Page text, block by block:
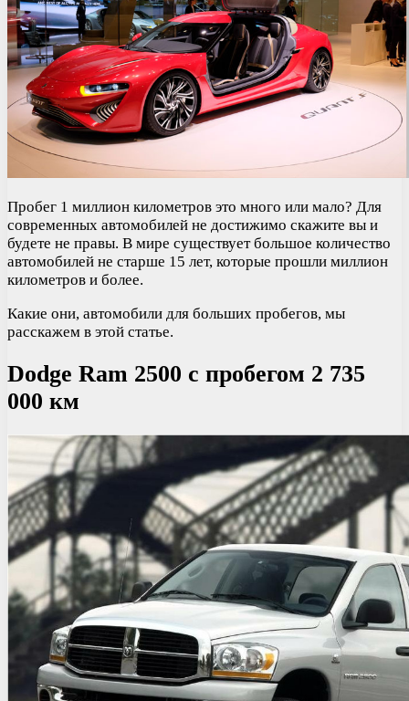
Пробег 1 миллион километров это много или мало? Для
современных автомобилей не достижимо скажите вы и
будете не правы. В мире существует большое количество
автомобилей не старше 15 лет, которые прошли миллион
километров и более.
Какие они, автомобили для больших пробегов, мы
расскажем в этой статье.
Dodge Ram 2500 с пробегом 2 735
000 км